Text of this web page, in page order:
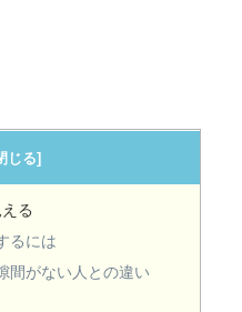
る
るには
間がない人との違い